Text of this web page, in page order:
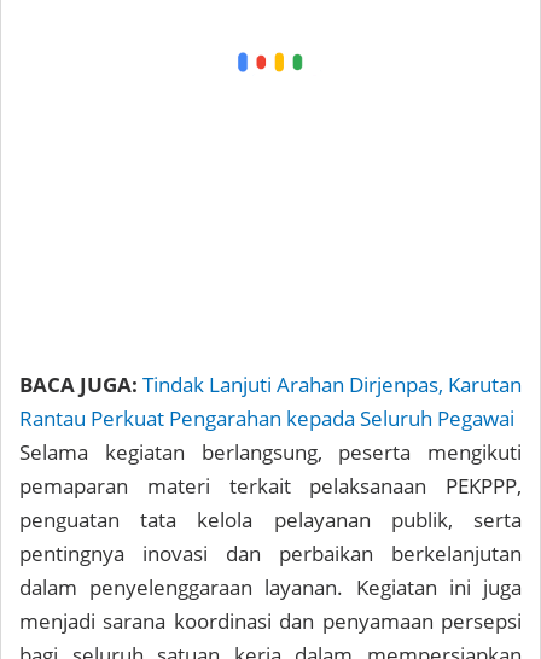
BACA JUGA: Tindak Lanjuti Arahan Dirjenpas, Karutan
Rantau Perkuat Pengarahan kepada Seluruh Pegawai
Selama kegiatan berlangsung, peserta mengikuti
pemaparan materi terkait pelaksanaan PEKPPP,
penguatan tata kelola pelayanan publik, serta
pentingnya inovasi dan perbaikan berkelanjutan
dalam penyelenggaraan layanan. Kegiatan ini juga
menjadi sarana koordinasi dan penyamaan persepsi